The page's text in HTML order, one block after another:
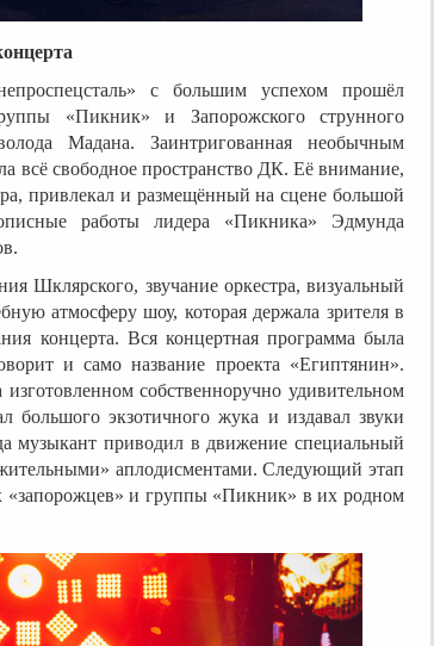
с большим успехом прошёл
«Пикник» и Запорожского струнного
Мадана. Заинтригованная необычным
всё свободное пространство ДК. Её внимание,
привлекал и размещённый на сцене большой
работы лидера «Пикника» Эдмунда
Шклярского, звучание оркестра, визуальный
атмосферу шоу, которая держала зрителя в
концерта. Вся концертная программа была
и само название проекта «Египтянин».
собственноручно удивительном
большого экзотичного жука и издавал звуки
музыкант приводил в движение специальный
аплодисментами. Следующий этап
«запорожцев» и группы «Пикник» в их родном